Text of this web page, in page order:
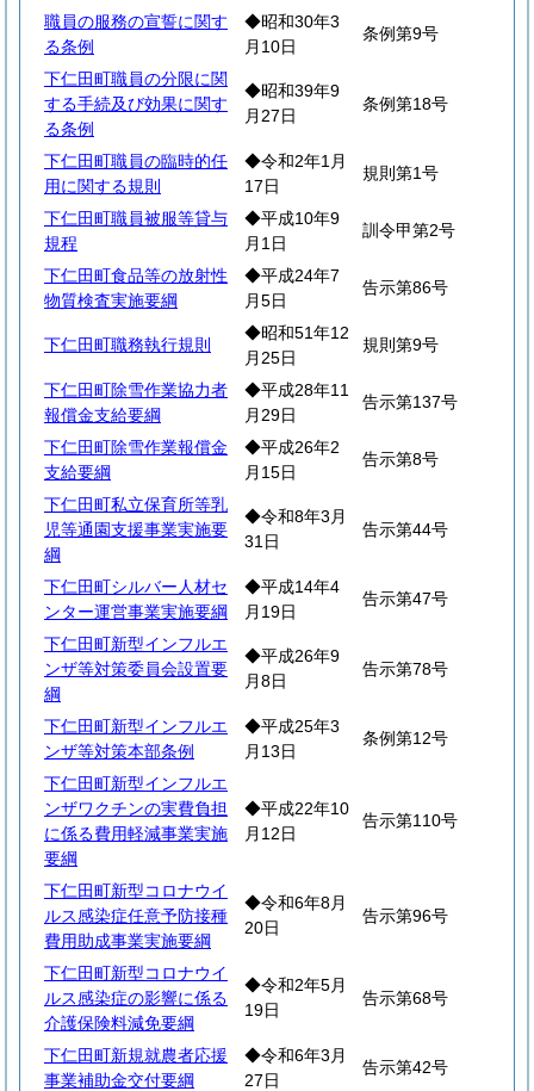
職員の服務の宣誓に関す
る条例
◆昭和30年3
月10日
条例第9号
下仁田町職員の分限に関
する手続及び効果に関す
る条例
◆昭和39年9
月27日
条例第18号
下仁田町職員の臨時的任
用に関する規則
◆令和2年1月
17日
規則第1号
下仁田町職員被服等貸与
規程
◆平成10年9
月1日
訓令甲第2号
下仁田町食品等の放射性
物質検査実施要綱
◆平成24年7
月5日
告示第86号
下仁田町職務執行規則
◆昭和51年12
月25日
規則第9号
下仁田町除雪作業協力者
報償金支給要綱
◆平成28年11
月29日
告示第137号
下仁田町除雪作業報償金
支給要綱
◆平成26年2
月15日
告示第8号
下仁田町私立保育所等乳
児等通園支援事業実施要
綱
◆令和8年3月
31日
告示第44号
下仁田町シルバー人材セ
ンター運営事業実施要綱
◆平成14年4
月19日
告示第47号
下仁田町新型インフルエ
ンザ等対策委員会設置要
綱
◆平成26年9
月8日
告示第78号
下仁田町新型インフルエ
ンザ等対策本部条例
◆平成25年3
月13日
条例第12号
下仁田町新型インフルエ
ンザワクチンの実費負担
に係る費用軽減事業実施
要綱
◆平成22年10
月12日
告示第110号
下仁田町新型コロナウイ
ルス感染症任意予防接種
費用助成事業実施要綱
◆令和6年8月
20日
告示第96号
下仁田町新型コロナウイ
ルス感染症の影響に係る
介護保険料減免要綱
◆令和2年5月
19日
告示第68号
下仁田町新規就農者応援
事業補助金交付要綱
◆令和6年3月
27日
告示第42号